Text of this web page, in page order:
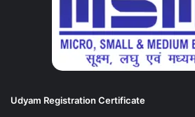
Udyam Registration Certificate